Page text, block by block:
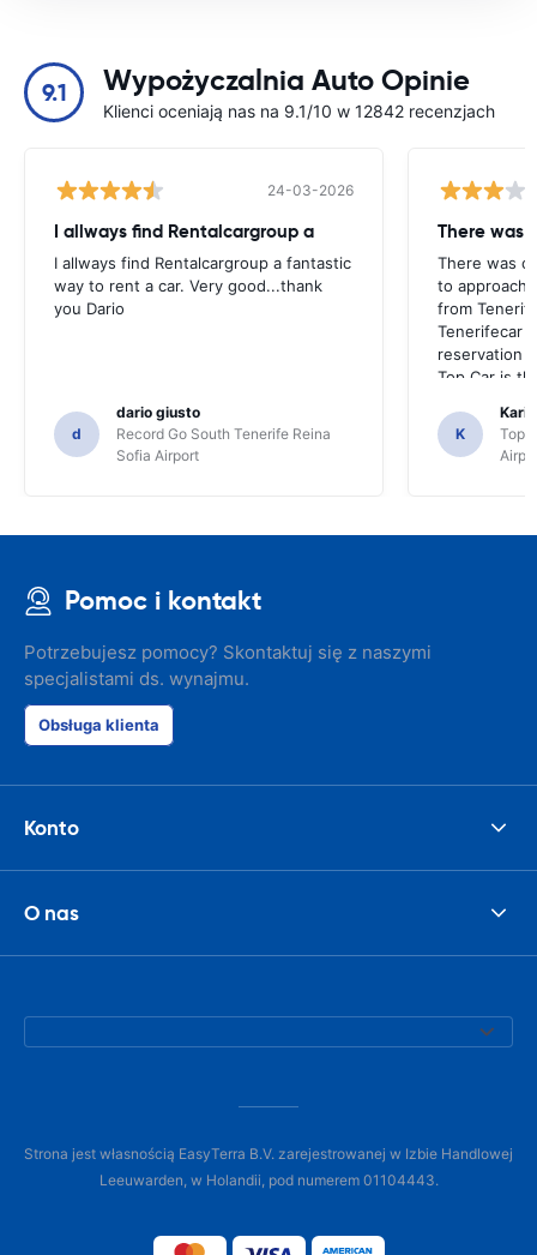
9.1 Wypożyczalnia Auto Opinie
Klienci oceniają nas na 9.1/10 w 12842 recenzjach
24-03-2026
I allways find Rentalcargroup a
I allways find Rentalcargroup a fantastic
way to rent a car. Very good...thank
you Dario
d
dario giusto
Record Go South Tenerife Reina
Sofia Airport
There was
There was
to approach
from
Tenerifecar
reservation
Top Car is
K
Kari
Pomoc i kontakt
Potrzebujesz pomocy? Skontaktuj się z naszymi
specjalistami ds. wynajmu.
Obsługa klienta
Konto
O nas
Strona jest własnością EasyTerra B.V. zarejestrowanej w Izbie Handlowej
Leeuwarden, w Holandii, pod numerem 01104443.